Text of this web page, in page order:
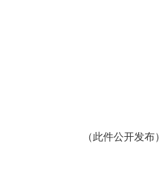
（此件公开发布）